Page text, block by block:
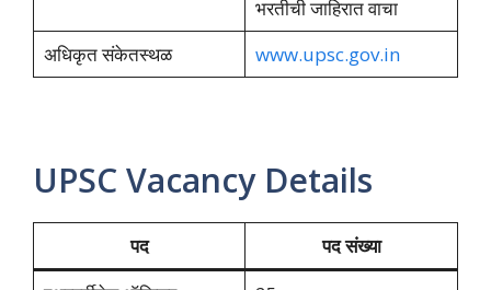
भरतीची जाहिरात वाचा
अधिकृत संकेतस्थळ
www.upsc.gov.in
UPSC Vacancy Details
पद
पद संख्या